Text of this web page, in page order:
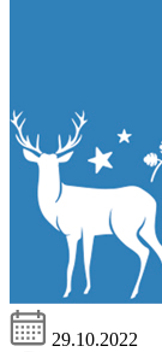
29.10.2022